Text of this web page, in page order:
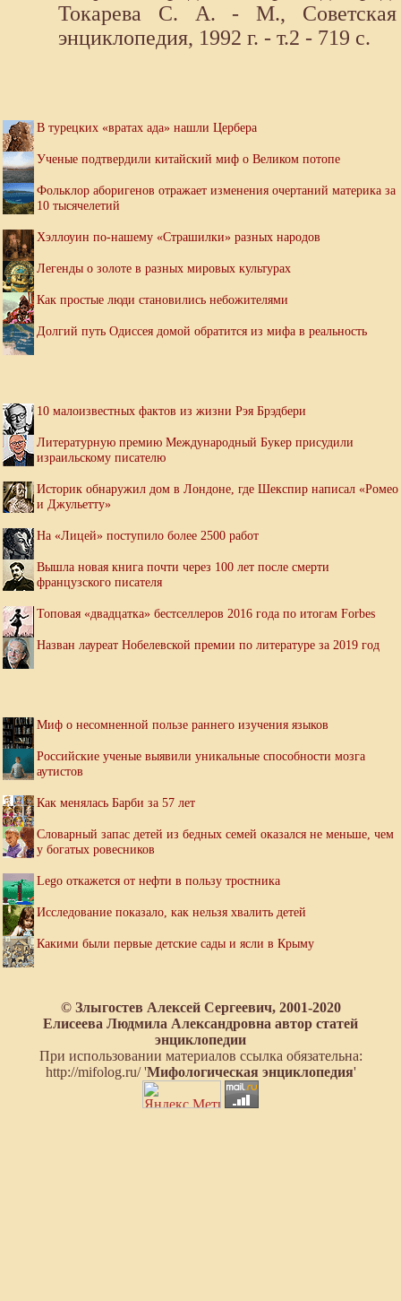
Токарева С. А. - М., Советская
энциклопедия, 1992 г. - т.2 - 719 с.
В турецких «вратах ада» нашли Цербера
Ученые подтвердили китайский миф о Великом потопе
Фольклор аборигенов отражает изменения очертаний материка за
10 тысячелетий
Хэллоуин по-нашему «Страшилки» разных народов
Легенды о золоте в разных мировых культурах
Как простые люди становились небожителями
Долгий путь Одиссея домой обратится из мифа в реальность
10 малоизвестных фактов из жизни Рэя Брэдбери
Литературную премию Международный Букер присудили
израильскому писателю
Историк обнаружил дом в Лондоне, где Шекспир написал «Ромео
и Джульетту»
На «Лицей» поступило более 2500 работ
Вышла новая книга почти через 100 лет после смерти
французского писателя
Топовая «двадцатка» бестселлеров 2016 года по итогам Forbes
Назван лауреат Нобелевской премии по литературе за 2019 год
Миф о несомненной пользе раннего изучения языков
Российские ученые выявили уникальные способности мозга
аутистов
Как менялась Барби за 57 лет
Словарный запас детей из бедных семей оказался не меньше, чем
у богатых ровесников
Lego откажется от нефти в пользу тростника
Исследование показало, как нельзя хвалить детей
Какими были первые детские сады и ясли в Крыму
© Злыгостев Алексей Сергеевич, 2001-2020
Елисеева Людмила Александровна автор статей
энциклопедии
При использовании материалов ссылка обязательна:
http://mifolog.ru/ 'Мифологическая энциклопедия'